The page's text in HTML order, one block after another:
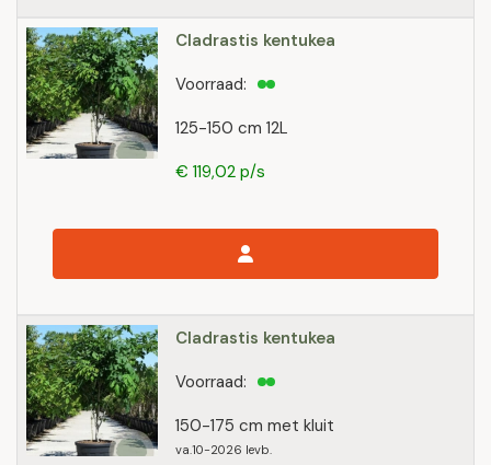
Cladrastis kentukea
125-150 cm 12L
Voorraad:
€ 119,02 p/s
Cladrastis kentukea
150-175 cm met kluit
va.10-2026 levb.
Voorraad: